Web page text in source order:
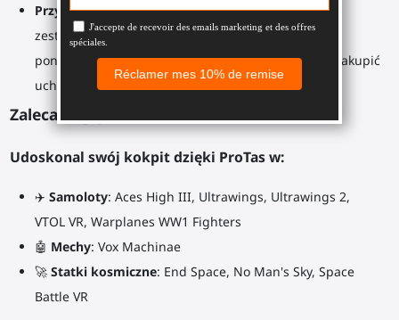
Przyszłościowe rozwiązanie: Planujesz kupić nowy
zestaw słuchawkowy VR w przyszłości? Nie musisz
ponownie kupować całego akcesorium. Wystarczy zakupić
uchwyty dla nowych kontrolerów.
Zalecane gry:
Udoskonal swój kokpit dzięki ProTas w:
✈️ Samoloty: Aces High III, Ultrawings, Ultrawings 2,
VTOL VR, Warplanes WW1 Fighters
🤖 Mechy: Vox Machinae
🚀 Statki kosmiczne: End Space, No Man's Sky, Space
Battle VR